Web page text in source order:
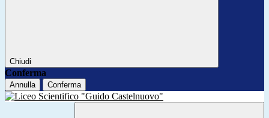
Chiudi
Conferma
Annulla Conferma